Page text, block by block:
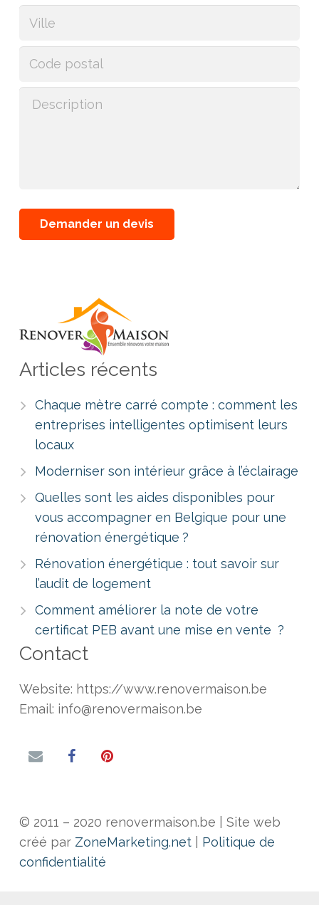
Articles récents
Chaque mètre carré compte : comment les
entreprises intelligentes optimisent leurs
locaux
Moderniser son intérieur grâce à l’éclairage
Quelles sont les aides disponibles pour
vous accompagner en Belgique pour une
rénovation énergétique ?
Rénovation énergétique : tout savoir sur
l’audit de logement
Comment améliorer la note de votre
certificat PEB avant une mise en vente ?
Contact
Website: https://www.renovermaison.be
Email: info@renovermaison.be
© 2011 – 2020 renovermaison.be | Site web
créé par ZoneMarketing.net
Politique de
confidentialité